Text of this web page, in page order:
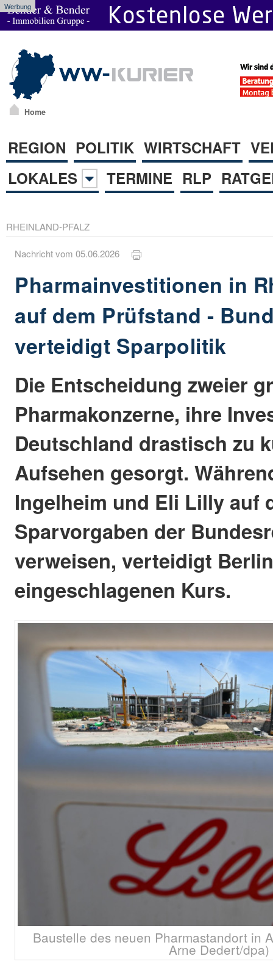
Werbung
Home
REGION POLITIK WIRTSCHAFT
LOKALES
TERMINE RLP
RHEINLAND-PFALZ
Nachricht vom 05.06.2026
Pharmainvestitionen in
auf dem Prüfstand -
verteidigt Sparpolitik
Die Entscheidung zweier
Pharmakonzerne, ihre
Deutschland drastisch zu
Aufsehen gesorgt.
Ingelheim und Eli Lilly auf
Sparvorgaben der
verweisen, verteidigt
eingeschlagenen Kurs.
Baustelle des neuen Pharmastandort in
Arne Dedert/dpa)